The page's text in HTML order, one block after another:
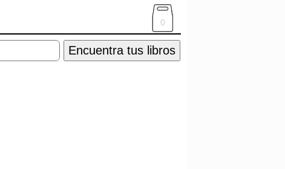
0
Encuentra tus libros